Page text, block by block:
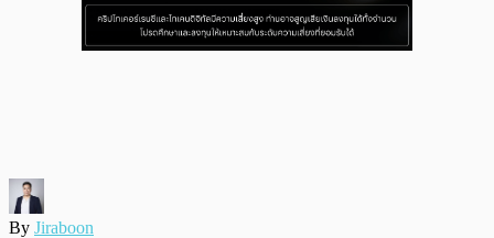
By Jiraboon